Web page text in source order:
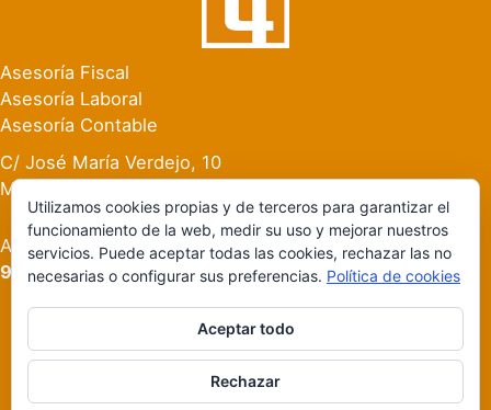
Asesoría Fiscal
Asesoría Laboral
Asesoría Contable
C/ José María Verdejo, 10
Manises (Valencia)
Atención al Cliente:
96 154 59 56
2026 © Asesoría Botet Manises · Diseño Gobar Estudio
Utilizamos cookies propias y de terceros para garantizar el
funcionamiento de la web, medir su uso y mejorar nuestros
servicios. Puede aceptar todas las cookies, rechazar las no
necesarias o configurar sus preferencias. Política de cookies
Aceptar todo
Rechazar